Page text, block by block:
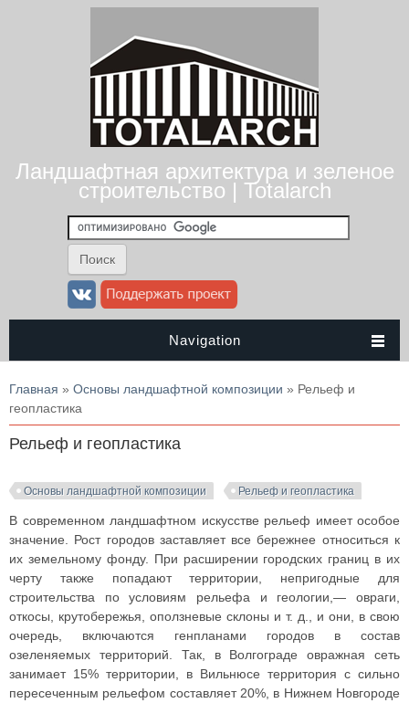
Ландшафтная архитектура и зеленое
строительство | Totalarch
Navigation
Вы здесь
Главная » Основы ландшафтной композиции » Рельеф и
геопластика
Рельеф и геопластика
Основы ландшафтной композиции Рельеф и геопластика
В современном ландшафтном искусстве рельеф имеет особое
значение. Рост городов заставляет все бережнее относиться к
их земельному фонду. При расширении городских границ в их
черту также попадают территории, непригодные для
строительства по условиям рельефа и геологии,— овраги,
откосы, крутобережья, оползневые склоны и т. д., и они, в свою
очередь, включаются генпланами городов в состав
озеленяемых территорий. Так, в Волгограде овражная сеть
занимает 15% территории, в Вильнюсе территория с сильно
пересеченным рельефом составляет 20%, в Нижнем Новгороде